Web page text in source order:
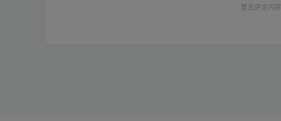
暂无评论内容